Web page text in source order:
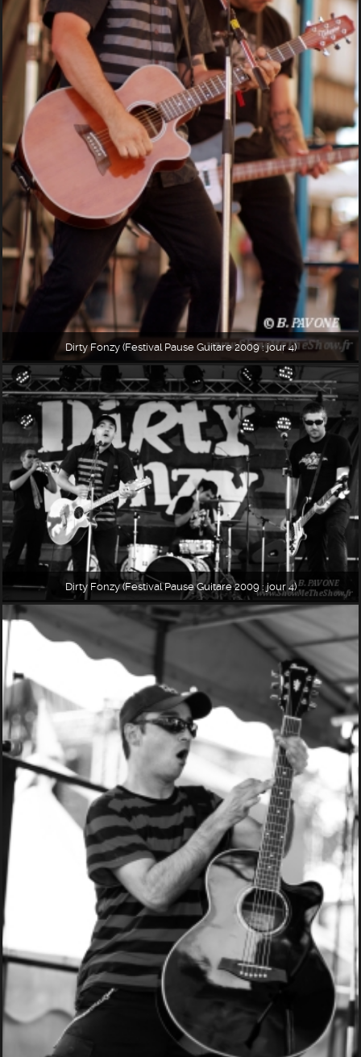
Dirty Fonzy (Festival Pause Guitare 2009 : jour 4)
Dirty Fonzy (Festival Pause Guitare 2009 : jour 4)